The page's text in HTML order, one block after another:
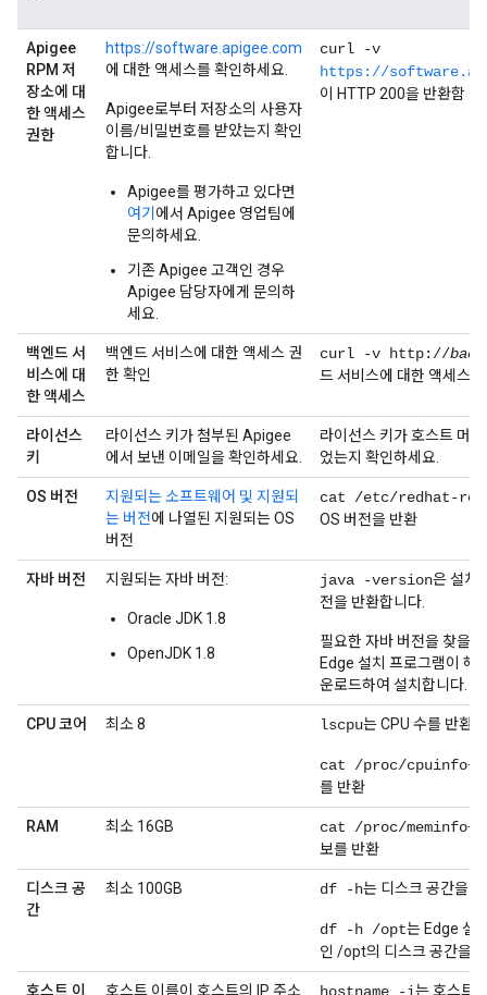
Apigee
RPM 저
장소에 대
한 액세스
권한
https://software.apigee.com
에 대한 액세스를 확인하세요.
Apigee로부터 저장소의 사용자
이름/비밀번호를 받았는지 확인
합니다.
Apigee를 평가하고 있다면
여기 에서 Apigee 영업팀에
문의하세요.
기존 Apigee 고객인 경우
Apigee 담당자에게 문의하
세요.
curl -v
https://
이 HTTP 200을 반환함
백엔드 서
비스에 대
한 액세스
백엔드 서비스에 대한 액세스 권
한 확인
curl -v http://
드 서비스에 대한 액세스
라이선스
키
라이선스 키가 첨부된 Apigee
에서 보낸 이메일을 확인하세요.
라이선스 키가 호스트 머
었는지 확인하세요.
OS 버전
지원되는 소프트웨어 및 지원되
는 버전에 나열된 지원되는 OS
버전
cat /etc/redhat-
OS 버전을 반환
자바 버전 지원되는 자바 버전:
Oracle JDK 1.8
OpenJDK 1.8
java -version은 설치
전을 반환합니다.
필요한 자바 버전을 찾을
Edge 설치 프로그램이 해
운로드하여 설치합니다.
CPU 코어 최소 8 lscpu는 CPU 수를 반환
cat /proc/cpuinfo는
를 반환
RAM 최소 16GB cat /proc/meminfo는
보를 반환
디스크 공
간
최소 100GB df -h는 디스크 공간을
df -h /opt는 Edge 설
인 /opt의 디스크 공간을
호스트 이 호스트 이름이 호스트의 IP 주소 는 호스트